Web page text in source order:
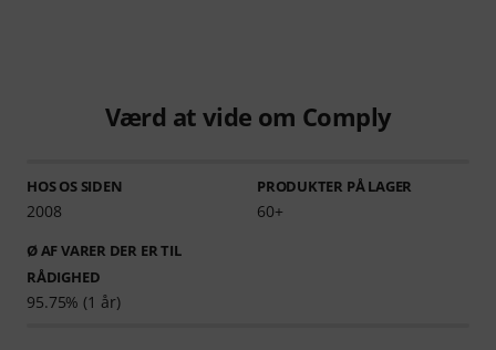
Værd at vide om Comply
HOS OS SIDEN
2008
PRODUKTER PÅ LAGER
60+
Ø AF VARER DER ER TIL
RÅDIGHED
95.75% (1 år)